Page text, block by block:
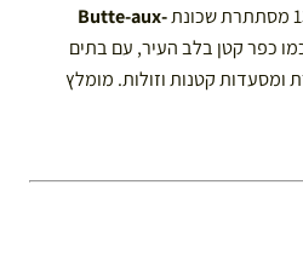
Butte-aux-
כפר קטן בלב העיר, עם בתים
ומסעדות קטנות וזולות. מומלץ